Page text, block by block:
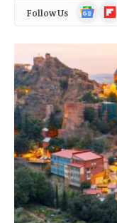
Follow Us
Google
News